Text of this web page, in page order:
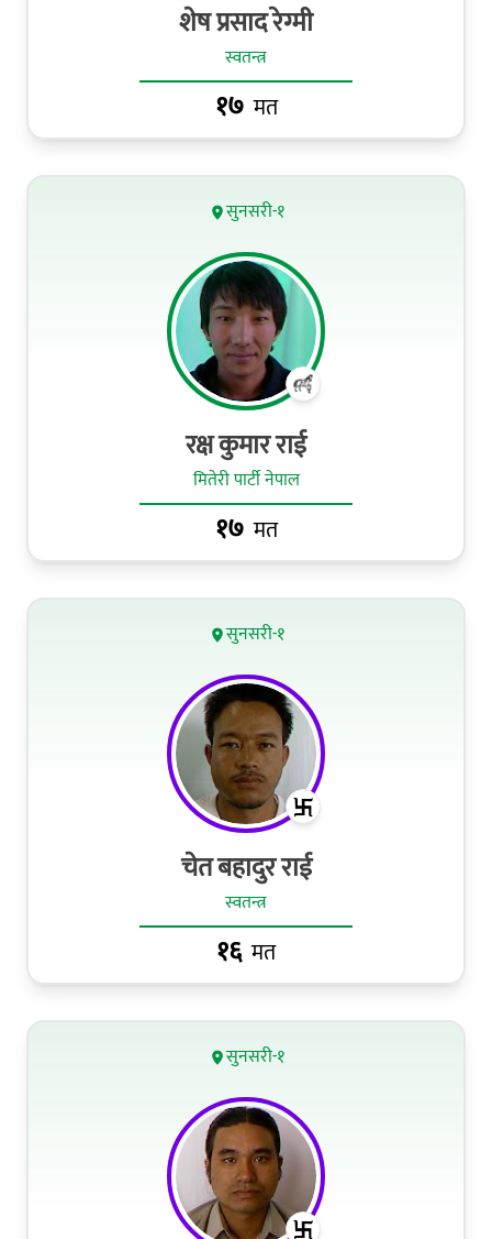
शेष प्रसाद रेग्मी
स्वतन्त्र
१७ मत
सुनसरी-१
रक्ष कुमार राई
मितेरी पार्टी नेपाल
१७ मत
सुनसरी-१
चेत बहादुर राई
स्वतन्त्र
१६ मत
सुनसरी-१